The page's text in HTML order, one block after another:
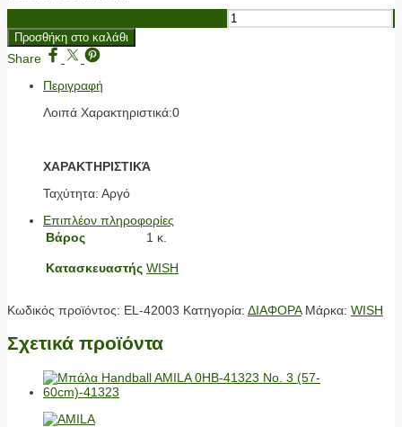
Προσθήκη στο καλάθι
Share
Περιγραφή
Λοιπά Χαρακτηριστικά:0
ΧΑΡΑΚΤΗΡΙΣΤΙΚΆ
Ταχύτητα: Αργό
Επιπλέον πληροφορίες
Βάρος
1 κ.
Κατασκευαστής WISH
Κωδικός προϊόντος: EL-42003 Κατηγορία: ΔΙΑΦΟΡΑ Μάρκα: WISH
Σχετικά προϊόντα